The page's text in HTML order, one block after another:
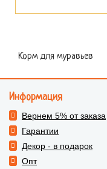
Корм для муравьев
Информация
Вернем 5% от заказа
Гарантии
Декор - в подарок
Опт